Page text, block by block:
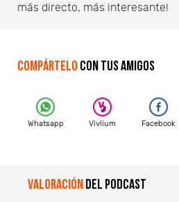
más directo, más interesante!
Compártelo con tus amigos
Whatsapp Vivlium Facebook
Valoración del podcast